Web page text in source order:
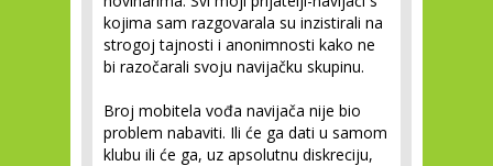
kojima sam razgovarala su inzistirali na
strogoj tajnosti i anonimnosti kako ne
bi razočarali svoju navijačku skupinu.
Broj mobitela vođa navijača nije bio
problem nabaviti. Ili će ga dati u samom
klubu ili će ga, uz apsolutnu diskreciju,